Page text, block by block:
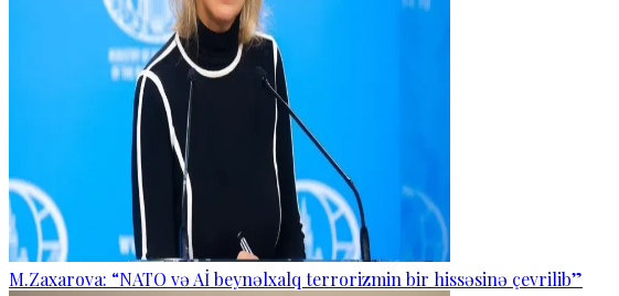
M.Zaxarova: “NATO və Aİ beynəlxalq terrorizmin bir hissəsinə çevrilib”